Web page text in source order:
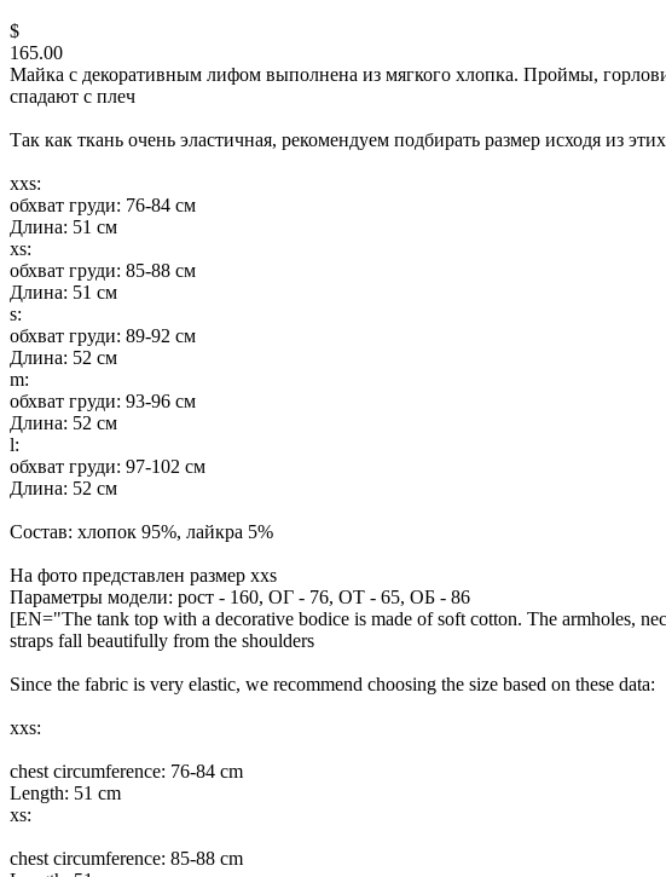
$
165.00
Майка с декоративным лифом выполнена из мягкого хлопка. Проймы,
спадают с плеч
Так как ткань очень эластичная, рекомендуем подбирать размер исходя из
xxs:
обхват груди: 76-84 см
Длина: 51 см
xs:
обхват груди: 85-88 см
Длина: 51 см
s:
обхват груди: 89-92 см
Длина: 52 см
m:
обхват груди: 93-96 см
Длина: 52 см
l:
обхват груди: 97-102 см
Длина: 52 см
Состав: хлопок 95%, лайкра 5%
На фото представлен размер xxs
Параметры модели: рост - 160, ОГ - 76, ОТ - 65, ОБ - 86
[EN="The tank top with a decorative bodice is made of soft cotton. The armholes,
straps fall beautifully from the shoulders
Since the fabric is very elastic, we recommend choosing the size based on these data:
xxs:
chest circumference: 76-84 cm
Length: 51 cm
xs:
chest circumference: 85-88 cm